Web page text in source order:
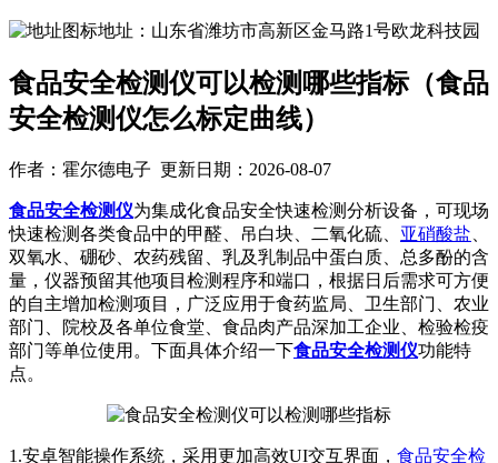
地址：山东省潍坊市高新区金马路1号欧龙科技园
食品安全检测仪可以检测哪些指标（食品
安全检测仪怎么标定曲线）
作者：霍尔德电子 更新日期：2026-08-07
食品安全检测仪为集成化食品安全快速检测分析设备，可现场
快速检测各类食品中的甲醛、吊白块、二氧化硫、 亚硝酸盐
双氧水、硼砂、农药残留、乳及乳制品中蛋白质、总多酚的含
量，仪器预留其他项目检测程序和端口，根据日后需求可方便
的自主增加检测项目，广泛应用于食药监局、卫生部门、农业
部门、院校及各单位食堂、食品肉产品深加工企业、检验检疫
部门等单位使用。下面具体介绍一下食品安全检测仪功能特
点。
1.安卓智能操作系统，采用更加高效UI交互界面， 食品安全检